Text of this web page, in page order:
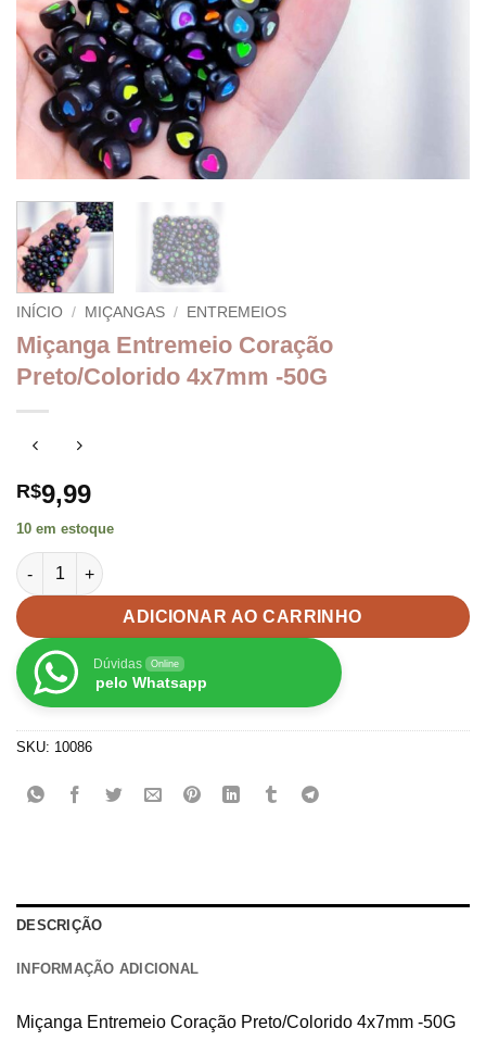
INÍCIO / MIÇANGAS / ENTREMEIOS
Miçanga Entremeio Coração
Preto/Colorido 4x7mm -50G
R$9,99
10 em estoque
Miçanga Entremeio Coração Preto/Colorido 4x7mm -50G
ADICIONAR AO CARRINHO
Dúvidas Online
pelo Whatsapp
SKU: 10086
DESCRIÇÃO
INFORMAÇÃO ADICIONAL
Miçanga Entremeio Coração Preto/Colorido 4x7mm -50G